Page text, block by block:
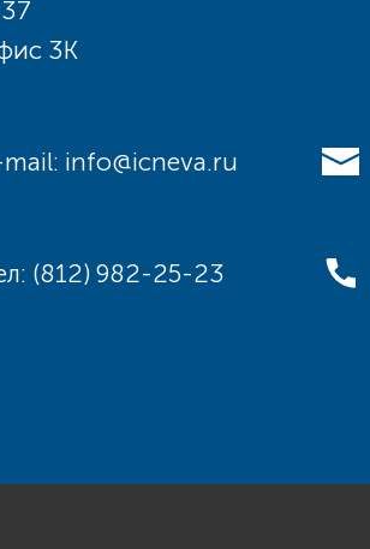
3К
mail: info@icneva.ru
(812) 982-25-23